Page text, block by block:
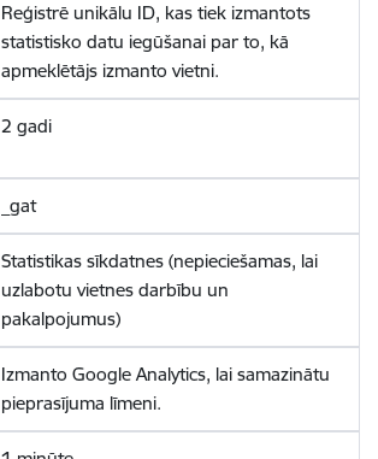
Reģistrē unikālu ID, kas tiek izmantots
statistisko datu iegūšanai par to, kā
apmeklētājs izmanto vietni.
2 gadi
_gat
Statistikas sīkdatnes (nepieciešamas, lai
uzlabotu vietnes darbību un
pakalpojumus)
Izmanto Google Analytics, lai samazinātu
pieprasījuma līmeni.